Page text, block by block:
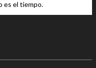
es el tiempo.